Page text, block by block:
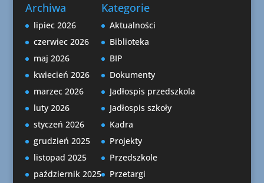
Archiwa
lipiec 2026
czerwiec 2026
maj 2026
kwiecień 2026
marzec 2026
luty 2026
styczeń 2026
grudzień 2025
listopad 2025
październik 2025
Kategorie
Aktualności
Biblioteka
BIP
Dokumenty
Jadłospis przedszkola
Jadłospis szkoły
Kadra
Projekty
Przedszkole
Przetargi